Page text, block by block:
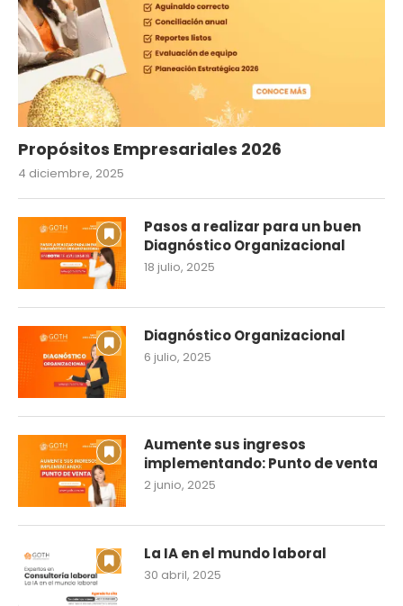
Propósitos Empresariales 2026
4 diciembre, 2025
Pasos a realizar para un buen
Diagnóstico Organizacional
18 julio, 2025
Diagnóstico Organizacional
6 julio, 2025
Aumente sus ingresos
implementando: Punto de venta
2 junio, 2025
La IA en el mundo laboral
30 abril, 2025